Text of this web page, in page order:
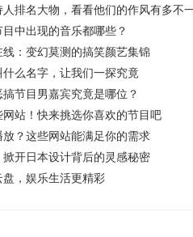
排名大物，看看他们的作风有多不
中出现的音乐都哪些？
：变幻莫测的搞笑颜艺集锦
么名字，让我们一探究竟
节目男嘉宾究竟是哪位？
站！快来挑选你喜欢的节目吧
？这些网站能满足你的需求
开日本设计背后的灵感秘密
，娱乐生活更精彩